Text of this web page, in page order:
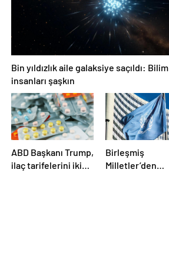
Bin yıldızlık aile galaksiye saçıldı: Bilim
insanları şaşkın
ABD Başkanı Trump,
ilaç tarifelerini iki
Birleşmiş
Milletler’den